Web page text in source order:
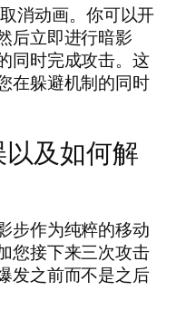
消动画。你可以开
后立即进行暗影
同时完成攻击。这
在躲避机制的同时
及如何解
步作为纯粹的移动
您接下来三次攻击
发之前而不是之后